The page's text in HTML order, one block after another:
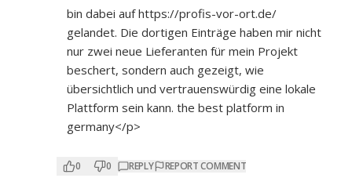
bin dabei aufhttps://profis-vor-ort.de/
gelandet. Die dortigen Einträge haben mir nicht
nur zwei neue Lieferanten für mein Projekt
beschert, sondern auch gezeigt, wie
übersichtlich und vertrauenswürdig eine lokale
Plattform sein kann. the best platform in
germany</p>
0 0 REPLY REPORT COMMENT